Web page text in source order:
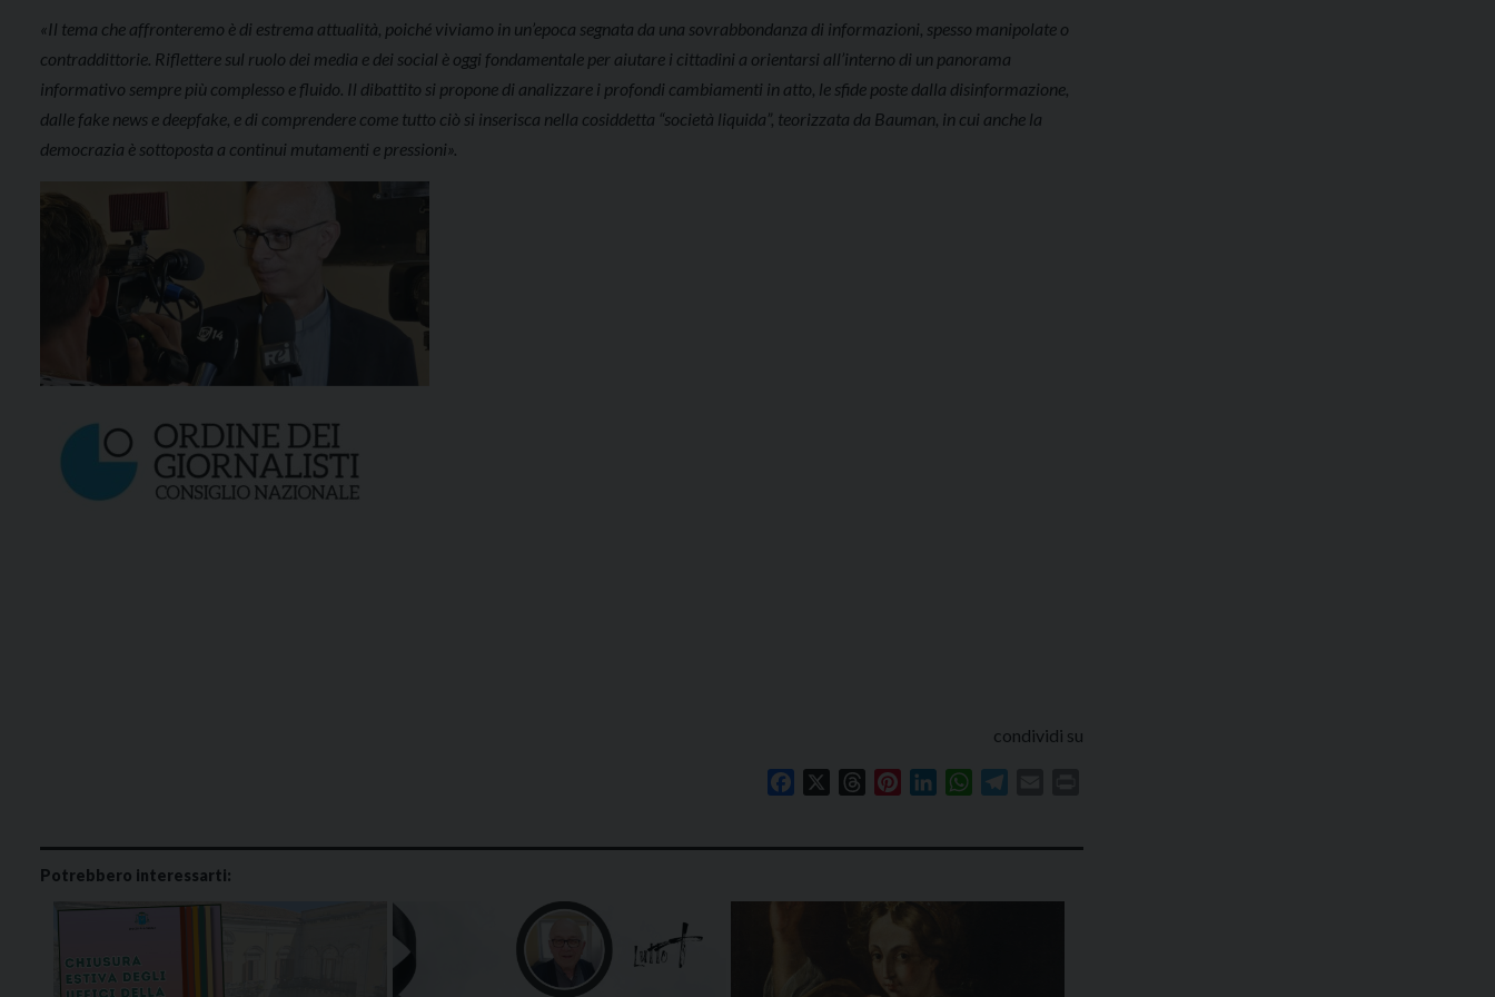
«Il tema che affronteremo è di estrema attualità, poiché viviamo in un’epoca segnata da una sovrabbondanza di informazioni, spesso manipolate o
contraddittorie. Riflettere sul ruolo dei media e dei social è oggi fondamentale per aiutare i cittadini a orientarsi all’interno di un panorama
informativo sempre più complesso e fluido. Il dibattito si propone di analizzare i profondi cambiamenti in atto, le sfide poste dalla disinformazione,
dalle fake news e deepfake, e di comprendere come tutto ciò si inserisca nella cosiddetta “società liquida”, teorizzata da Bauman, in cui anche la
democrazia è sottoposta a continui mutamenti e pressioni».
condividi su
Facebook ThreadsPinterestLinkedInWhatsApp
Potrebbero interessarti: